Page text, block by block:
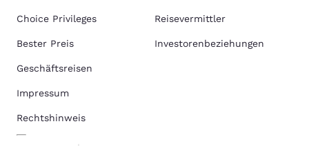
Choice Privileges
Bester Preis
Geschäftsreisen
Impressum
Rechtshinweis
Reisevermittler
Investorenbeziehungen